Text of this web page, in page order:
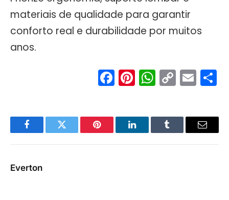
materiais de qualidade para garantir
conforto real e durabilidade por muitos
anos.
Facebook
Pinterest
Copy
Link
FacebookTwitter Pinterest LinkedInTumblr Email
Everton